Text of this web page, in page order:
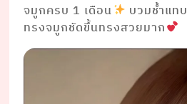
จมูกครบ 1 เดือน
บวมช้ำแท
ทรงจมูกชัดขึ้นทรงสวยมาก